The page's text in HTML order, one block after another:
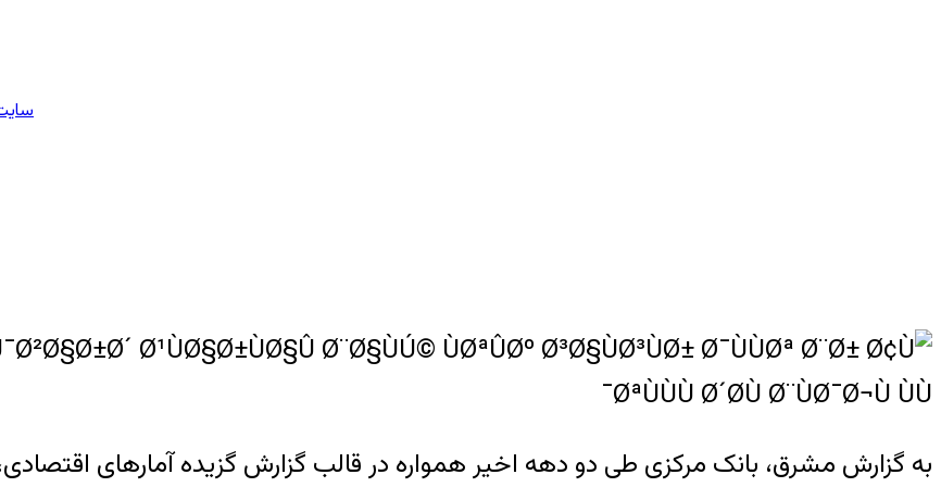
به گزارش مشرق، بانک مرکزی طی دو دهه اخیر همواره در قالب گزارش گزیده آمارهای